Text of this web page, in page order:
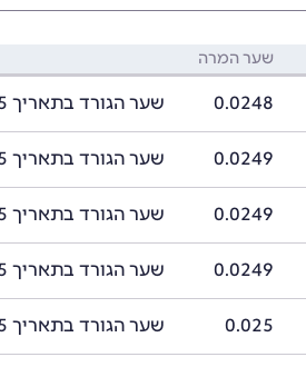
שער המרה
0.0248 שער הגורד בתאריך 01/11/2025 הוא 0.0248
0.0249 שער הגורד בתאריך 02/11/2025 הוא 0.0249
0.0249 שער הגורד בתאריך 03/11/2025 הוא 0.0249
0.0249 שער הגורד בתאריך 04/11/2025 הוא 0.0249
0.025 שער הגורד בתאריך 05/11/2025 הוא 0.025